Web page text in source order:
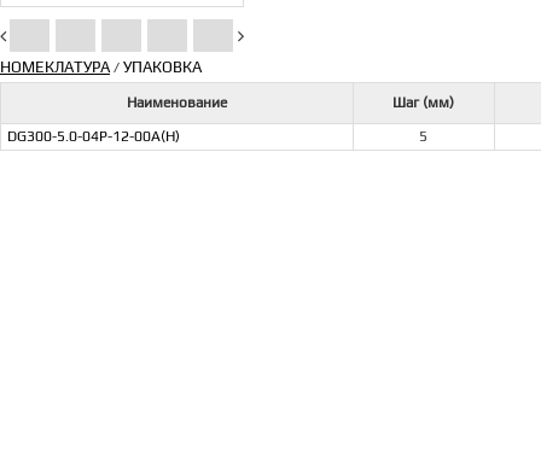
НОМЕКЛАТУРА/ УПАКОВКА
Наименование
Шаг (мм)
DG300-5.0-04P-12-00A(H)
5